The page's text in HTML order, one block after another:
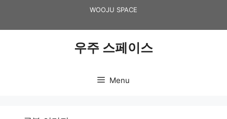
content
WOOJU SPACE
우주 스페이스
Menu